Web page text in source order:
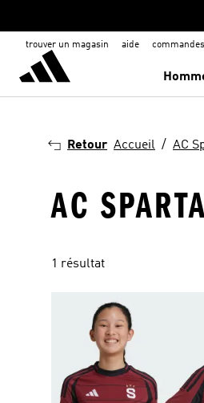
trouver un magasin aide
Retour Accueil AC
AC
1 résultat